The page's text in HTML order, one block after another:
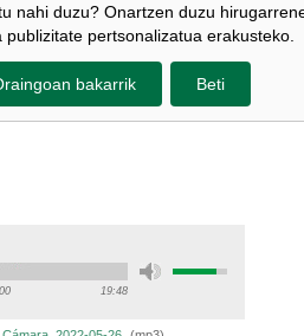
nahi duzu? Onartzen duzu
publizitate pertsonalizatua erakusteko.
bakarrik Beti
19:48